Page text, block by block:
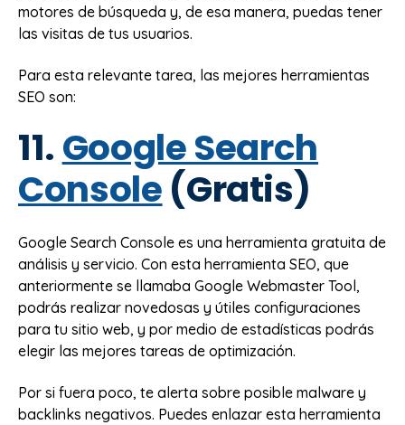
motores de búsqueda y, de esa manera, puedas tener
las visitas de tus usuarios.
Para esta relevante tarea, las mejores herramientas
SEO son:
11.Google Search
Console(Gratis)
Google Search Console es una herramienta gratuita de
análisis y servicio. Con esta herramienta SEO, que
anteriormente se llamaba Google Webmaster Tool,
podrás realizar novedosas y útiles configuraciones
para tu sitio web, y por medio de estadísticas podrás
elegir las mejores tareas de optimización.
Por si fuera poco, te alerta sobre posible malware y
backlinks negativos. Puedes enlazar esta herramienta